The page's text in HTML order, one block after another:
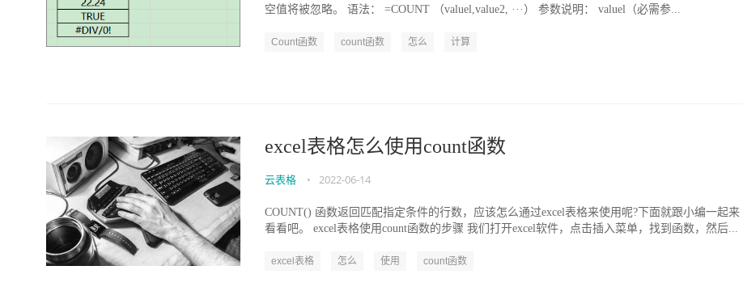
空值将被忽略。 语法： =COUNT （valuel,value2, ···） 参数说明： valuel（必需参...
Count函数 count函数 怎么 计算
excel表格怎么使用count函数
云表格 • 2022-06-14
COUNT() 函数返回匹配指定条件的行数，应该怎么通过excel表格来使用呢?下面就跟小编一起来
看看吧。 excel表格使用count函数的步骤 我们打开excel软件，点击插入菜单，找到函数，然后...
excel表格 怎么 使用 count函数